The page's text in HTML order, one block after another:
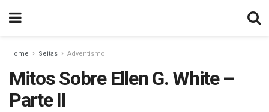
Home Seitas Adventismo
Mitos Sobre Ellen G. White –
Parte II